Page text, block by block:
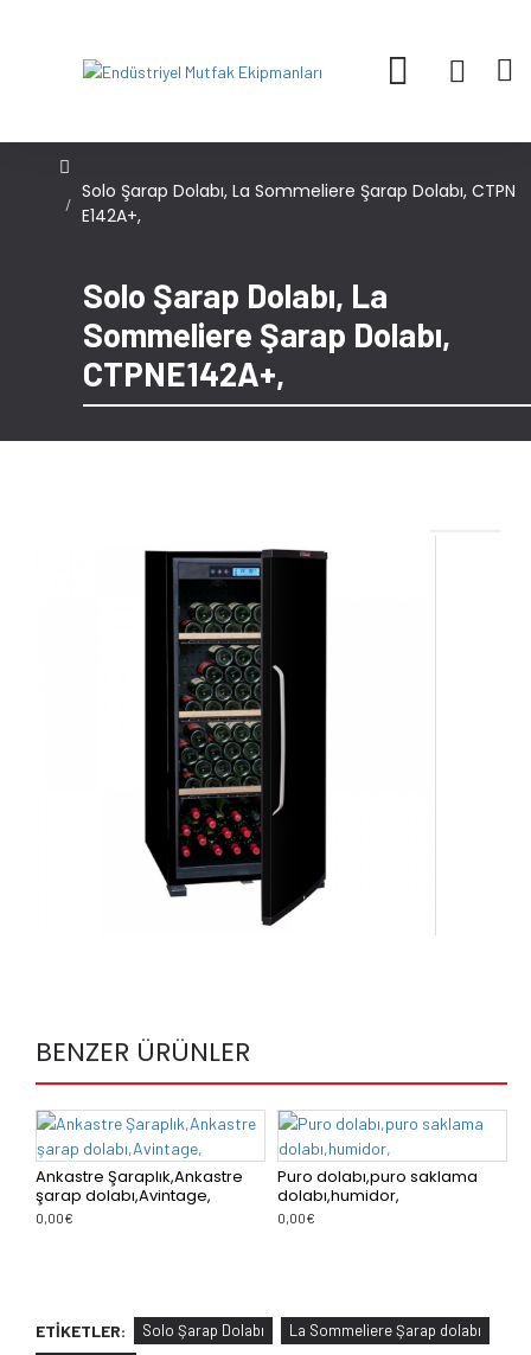
Solo Şarap Dolabı, La Sommeliere Şarap Dolabı, CTPN
E142A+,
Solo Şarap Dolabı, La
Sommeliere Şarap Dolabı,
CTPNE142A+,
BENZER ÜRÜNLER
Ankastre Şaraplık,Ankastre
şarap dolabı,Avintage,
0,00€
Puro dolabı,puro saklama
dolabı,humidor,
0,00€
ETIKETLER: Solo Şarap Dolabı
La Sommeliere Şarap dolabı